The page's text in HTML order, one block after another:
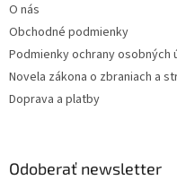
O nás
Obchodné podmienky
Podmienky ochrany osobných
Novela zákona o zbraniach a
Doprava a platby
Odoberať newsletter